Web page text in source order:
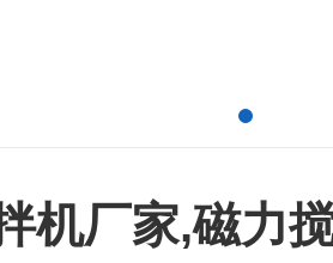
机厂家,磁力